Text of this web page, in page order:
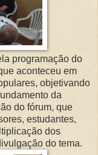
programação do
aconteceu em
objetivando
da
do fórum, que
estudantes,
dos
do tema.